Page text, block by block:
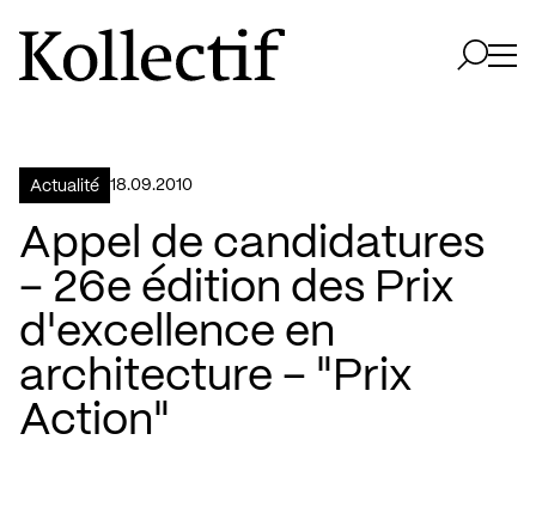
Aller à la page d'accueil
Logo Kollectif
Actualité 18.09.2010
Appel de candidatures
– 26e édition des Prix
d'excellence en
architecture – "Prix
Action"